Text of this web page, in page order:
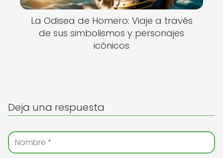
La Odisea de Homero: Viaje a través
de sus simbolismos y personajes
icónicos
Deja una respuesta